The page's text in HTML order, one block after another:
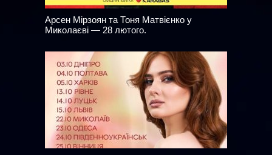
Арсен Мірзоян та Тоня Матвієнко у
Миколаєві — 28 лютого.